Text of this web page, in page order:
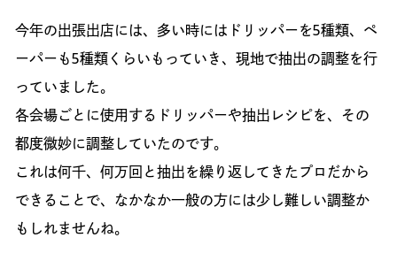
今年の出張出店には、多い時にはドリッパーを5種類、ペ
ーパーも5種類くらいもっていき、現地で抽出の調整を行
っていました。
各会場ごとに使用するドリッパーや抽出レシピを、その
都度微妙に調整していたのです。
これは何千、何万回と抽出を繰り返してきたプロだから
できることで、なかなか一般の方には少し難しい調整か
もしれませんね。